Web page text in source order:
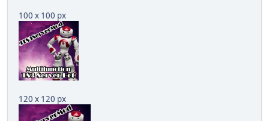
100 x 100 px
120 x 120 px